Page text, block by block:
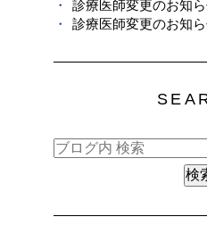
診療医師変更のお知
診療医師変更のお知